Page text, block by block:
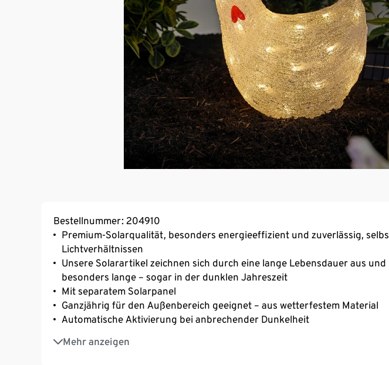
Bestellnummer: 204910
Premium-Solarqualität, besonders energieeffizient und zuverlässig,
Lichtverhältnissen
Unsere Solarartikel zeichnen sich durch eine lange Lebensdauer aus und
besonders lange – sogar in der dunklen Jahreszeit
Mit separatem Solarpanel
Ganzjährig für den Außenbereich geeignet – aus wetterfestem Material
Automatische Aktivierung bei anbrechender Dunkelheit
Mehr anzeigen
30 fest integrierte LEDs – Lichtfarbe warmweiß
Lebensechte Größe